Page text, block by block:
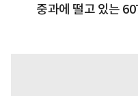
중과에 떨고 있는